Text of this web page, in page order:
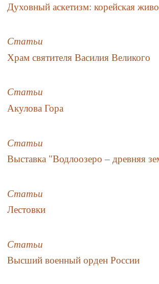
Духовный аскетизм: корейская
Статьи
Храм святителя Василия Великого
Статьи
Акулова Гора
Статьи
Выставка "Водлоозеро – древняя
Статьи
Лестовки
Статьи
Высший военный орден России